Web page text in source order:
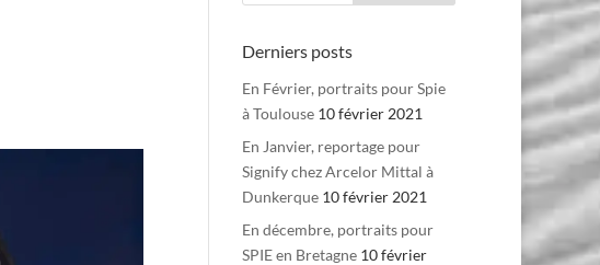
Derniers posts
En Février, portraits pour Spie
à Toulouse 10 février 2021
En Janvier, reportage pour
Signify chez Arcelor Mittal à
Dunkerque 10 février 2021
En décembre, portraits pour
SPIE en Bretagne 10 février